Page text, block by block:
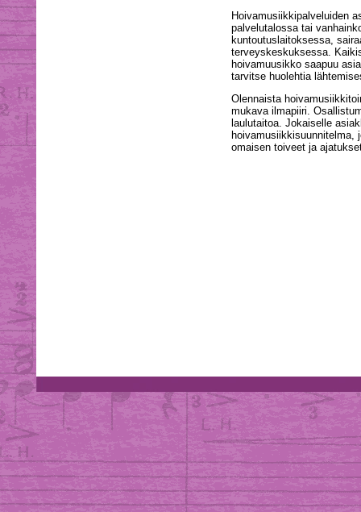
Hoivamusiikkipalveluiden
palvelutalossa tai
kuntoutuslaitoksessa,
terveyskeskuksessa.
hoivamuusikko saapuu
tarvitse huolehtia
Olennaista
mukava ilmapiiri.
laulutaitoa. Jokaiselle
hoivamusiikkisuunnitelma,
omaisen toiveet ja